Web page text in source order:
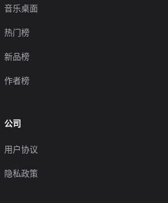
音乐桌面
热门榜
新品榜
作者榜
公司
用户协议
隐私政策